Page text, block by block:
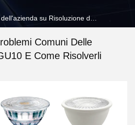
Comuni Delle
E Come Risolverli